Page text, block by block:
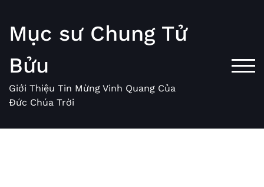
content
Mục sư Chung Tử
Bửu
Giới Thiệu Tin Mừng Vinh Quang Của
Đức Chúa Trời